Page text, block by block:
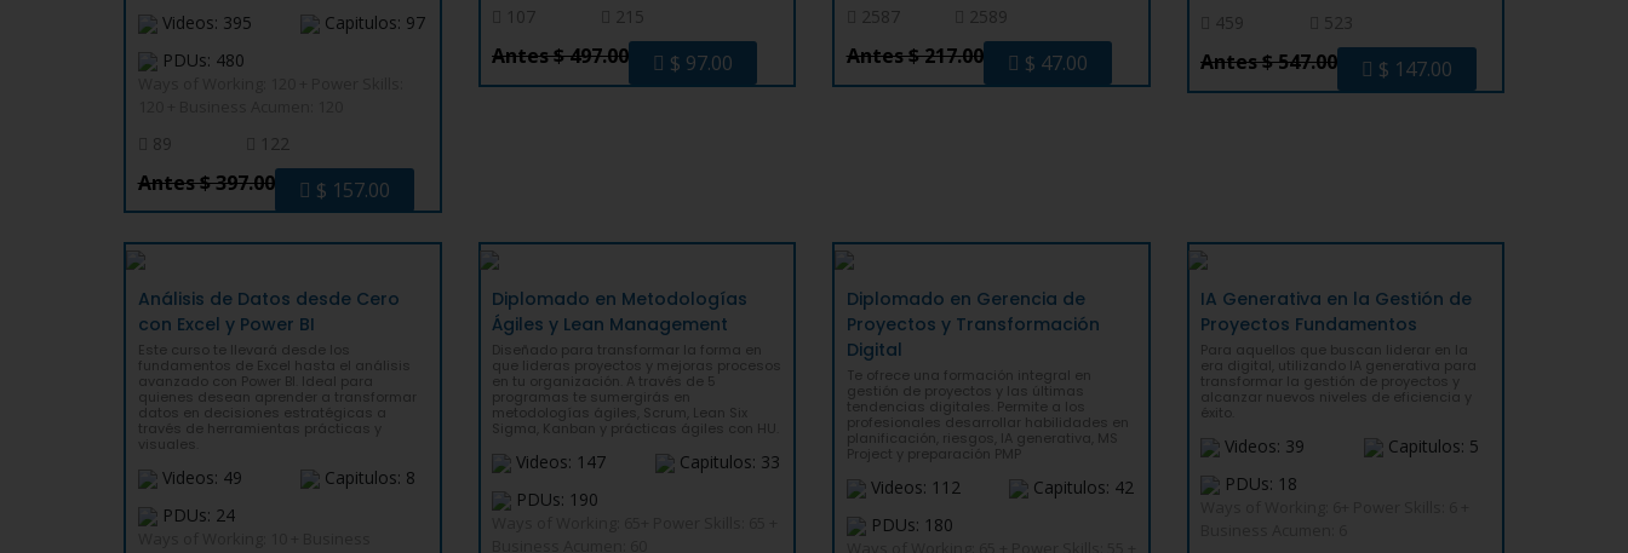
Videos: 395
Capitulos: 97
PDUs: 480
89 122
Antes $ 397.00 $ 157.00
107 215
Antes $ 497.00 $ 97.00
2587 2589
Antes $ 217.00 $ 47.00
459 523
Antes $ 547.00 $ 147.00
Análisis de Datos desde Cero
con Excel y Power BI
Este curso te llevará desde los
fundamentos de Excel hasta el análisis
avanzado con Power BI. Ideal para
quienes desean aprender a transformar
datos en decisiones estratégicas a
través de herramientas prácticas y
visuales.
Videos: 49
Capitulos: 8
PDUs: 24
Diplomado en Metodologías
Ágiles y Lean Management
Diseñado para transformar la forma en
que lideras proyectos y mejoras procesos
en tu organización. A través de 5
programas te sumergirás en
metodologías ágiles, Scrum, Lean Six
Sigma, Kanban y prácticas ágiles con HU.
Videos: 147
Capitulos: 33
PDUs: 190
Diplomado en Gerencia de
Proyectos y Transformación
Digital
Te ofrece una formación integral en
gestión de proyectos y las últimas
tendencias digitales. Permite a los
profesionales desarrollar habilidades en
planificación, riesgos, IA generativa, MS
Project y preparación PMP
Videos: 112
Capitulos: 42
PDUs: 180
IA Generativa en la Gestión de
Proyectos Fundamentos
Para aquellos que buscan liderar en la
era digital, utilizando IA generativa para
transformar la gestión de proyectos y
alcanzar nuevos niveles de eficiencia y
éxito.
Videos: 39
Capitulos: 5
PDUs: 18